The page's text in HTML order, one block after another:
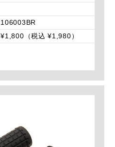
106003BR
¥1,800（税込 ¥1,980）